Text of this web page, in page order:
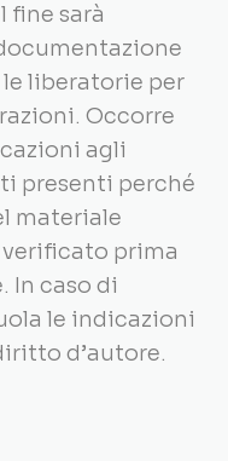
fine sarà
le liberatorie per
Occorre
agli
presenti perché
materiale
prima
In caso di
le indicazioni
d’autore.